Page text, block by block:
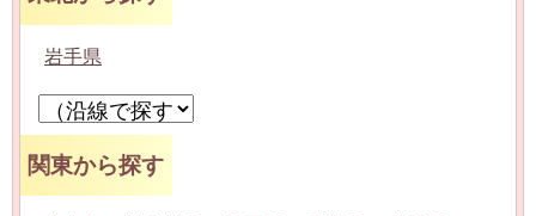
岩手県
関東から探す